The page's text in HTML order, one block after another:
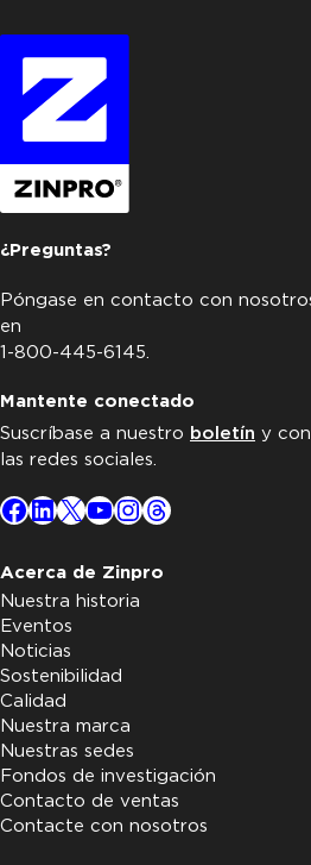
¿Preguntas?
Póngase en contacto con
en
1-800-445-6145.
Mantente conectado
Suscríbase a nuestro boletín y
las redes sociales.
Facebook
LinkedIn
X YouTube
Instagram
Threads
Acerca de Zinpro
Nuestra historia
Eventos
Noticias
Sostenibilidad
Calidad
Nuestra marca
Nuestras sedes
Fondos de investigación
Contacto de ventas
Contacte con nosotros